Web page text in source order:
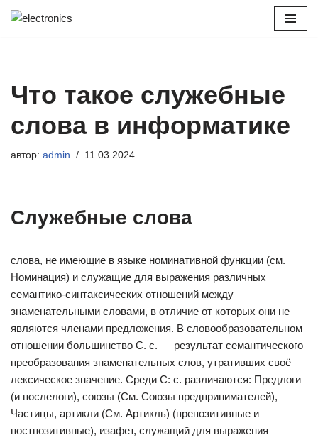
Что такое служебные
слова в информатике
автор: admin 11.03.2024
Служебные слова
слова, не имеющие в языке номинативной функции (см.
Номинация) и служащие для выражения различных
семантико-синтаксических отношений между
знаменательными словами, в отличие от которых они не
являются членами предложения. В словообразовательном
отношении большинство С. с. — результат семантического
преобразования знаменательных слов, утративших своё
лексическое значение. Среди С: с. различаются: Предлоги
(и послелоги), союзы (См. Союзы предпринимателей),
Частицы, артикли (См. Артикль) (препозитивные и
постпозитивные), изафет, служащий для выражения